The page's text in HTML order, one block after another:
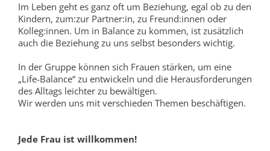
Im Leben geht es ganz oft um Beziehung, egal ob zu den
Kindern, zum:zur Partner:in, zu Freund:innen oder
Kolleg:innen. Um in Balance zu kommen, ist zusätzlich
auch die Beziehung zu uns selbst besonders wichtig.
In der Gruppe können sich Frauen stärken, um eine
„Life-Balance“ zu entwickeln und die Herausforderungen
des Alltags leichter zu bewältigen.
Wir werden uns mit verschieden Themen beschäftigen.
Jede Frau ist willkommen!